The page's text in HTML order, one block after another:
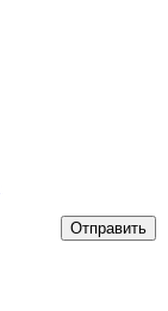
Отправить